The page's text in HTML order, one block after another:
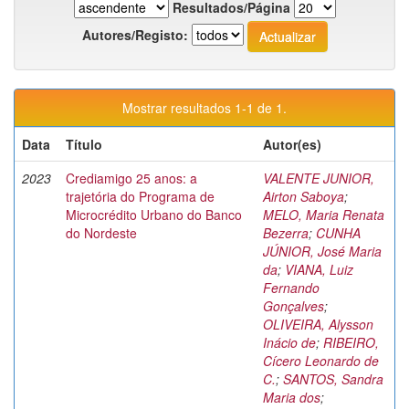
Resultados/Página
Autores/Registo:
Mostrar resultados 1-1 de 1.
Data
Título
Autor(es)
2023
Crediamigo 25 anos: a
trajetória do Programa de
Microcrédito Urbano do Banco
do Nordeste
VALENTE JUNIOR,
Airton Saboya;
MELO, Maria Renata
Bezerra; CUNHA
JÚNIOR, José Maria
da; VIANA, Luiz
Fernando
Gonçalves;
OLIVEIRA, Alysson
Inácio de; RIBEIRO,
Cícero Leonardo de
C.; SANTOS, Sandra
Maria dos;